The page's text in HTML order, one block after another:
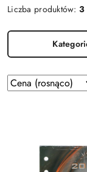
Liczba produktów:3
Zastosowano
sortowanie:
Sortuj
według